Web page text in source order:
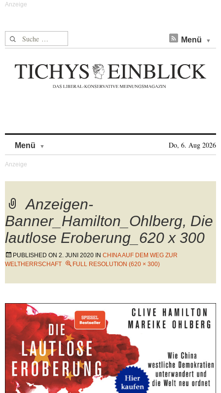
Suche nach: Menü
Menü Do, 6. Aug 2026
Anzeigen-
Banner_Hamilton_Ohlberg, Die
lautlose Eroberung_620 x 300
PUBLISHED ON 2. JUNI 2020 IN CHINA AUF DEM WEG ZUR
WELTHERRSCHAFT
FULL RESOLUTION (620 × 300)